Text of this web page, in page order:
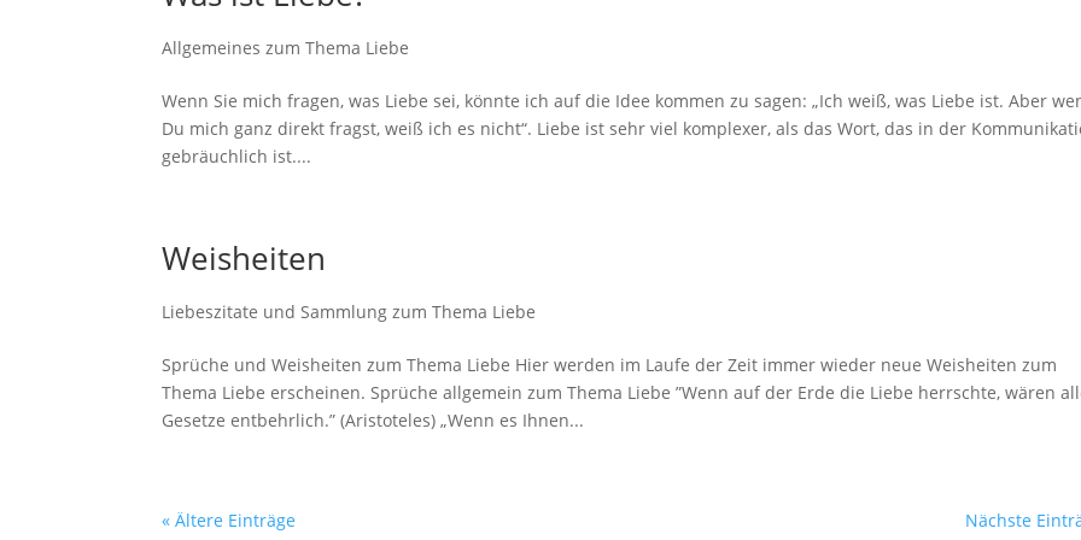
Allgemeines zum Thema Liebe
Wenn Sie mich fragen, was Liebe sei, könnte ich auf die Idee kommen zu sagen: „Ich weiß, was Liebe ist. Aber
Du mich ganz direkt fragst, weiß ich es nicht“. Liebe ist sehr viel komplexer, als das Wort, das in der
gebräuchlich ist....
Weisheiten
Liebeszitate und Sammlung zum Thema Liebe
Sprüche und Weisheiten zum Thema Liebe Hier werden im Laufe der Zeit immer wieder neue Weisheiten zum
Thema Liebe erscheinen. Sprüche allgemein zum Thema Liebe ”Wenn auf der Erde die Liebe herrschte, wären
Gesetze entbehrlich.” (Aristoteles) „Wenn es Ihnen...
« Ältere Einträge Nächste